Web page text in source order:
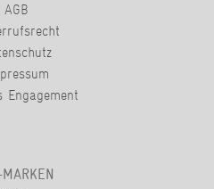
AGB
Engagement